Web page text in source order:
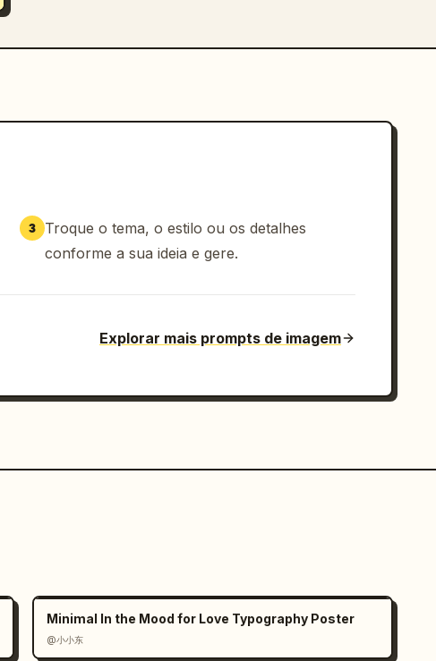
3
Troque o tema, o estilo ou os detalhes
conforme a sua ideia e gere.
Explorar mais prompts de imagem
Minimal In the Mood for Love Typography Poster
@小小东